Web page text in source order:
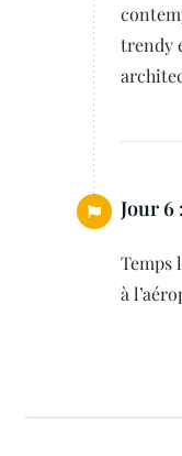
trendy
Jour 6 :
Temps
à